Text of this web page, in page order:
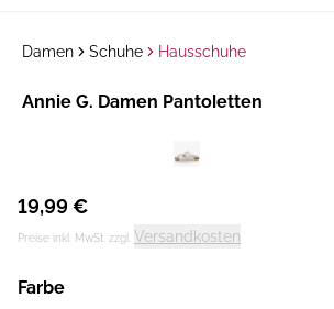
Damen Schuhe Hausschuhe
Hersteller
Annie G. Damen Pantoletten
19,99 €
Preise inkl. MwSt. zzgl. Versandkosten
Farbe